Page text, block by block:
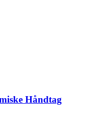
Håndtag